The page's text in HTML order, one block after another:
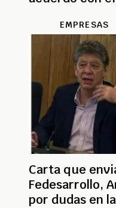
EMPRESAS
Carta que
Fedesarrollo,
por dudas en